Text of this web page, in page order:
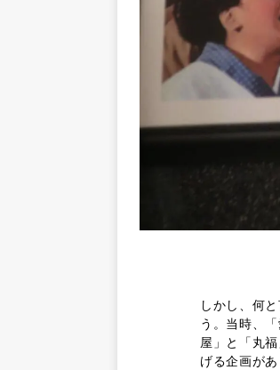
しかし、何
う。当時、
屋」と「丸
げる企画が